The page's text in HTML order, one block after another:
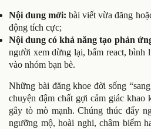
Nội dung mới: bài viết vừa đăng
động tích cực;
Nội dung có khả năng tạo phản
người xem dừng lại, bấm react, bình
vào nhóm bạn bè.
Những bài đăng khoe đời sống
chuyện đậm chất gợi cảm giác
gây tò mò mạnh. Chúng thúc đẩy
ngưỡng mộ, hoài nghi, châm biếm